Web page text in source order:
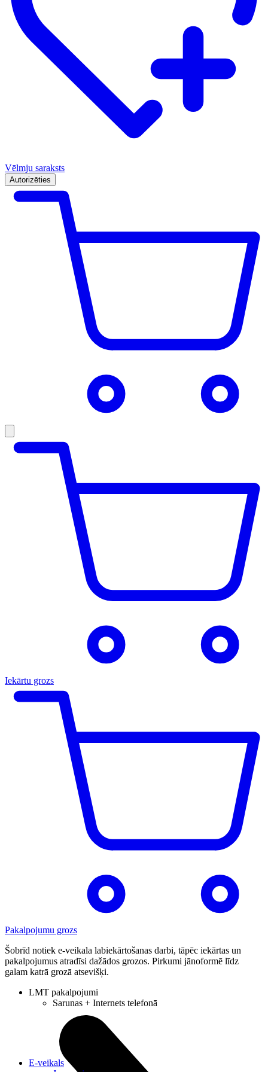
Vēlmju saraksts
Autorizēties
Iekārtu grozs
Pakalpojumu grozs
Šobrīd notiek e-veikala labiekārtošanas darbi, tāpēc iekārtas un
pakalpojumus atradīsi dažādos grozos. Pirkumi jānoformē līdz
galam katrā grozā atsevišķi.
LMT pakalpojumi
Sarunas + Internets telefonā
E-veikals